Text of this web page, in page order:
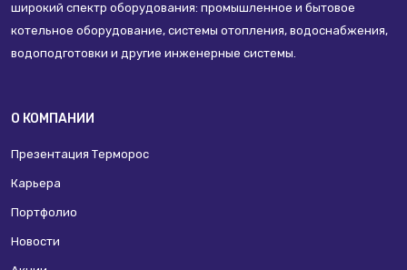
широкий спектр оборудования: промышленное и бытовое
котельное оборудование, системы отопления, водоснабжения,
водоподготовки и другие инженерные системы.
О КОМПАНИИ
Презентация Терморос
Карьера
Портфолио
Новости